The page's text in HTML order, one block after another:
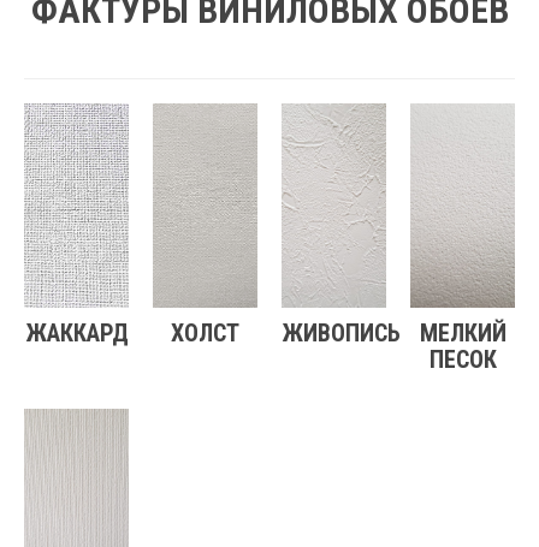
ФАКТУРЫ ВИНИЛОВЫХ ОБОЕВ
ЖАККАРД ХОЛСТ ЖИВОПИСЬ
МЕЛКИЙ
ПЕСОК